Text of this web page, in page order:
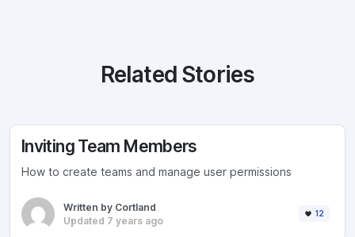
Related Stories
Inviting Team Members
How to create teams and manage user permissions
Written by Cortland
Updated 7 years ago
12